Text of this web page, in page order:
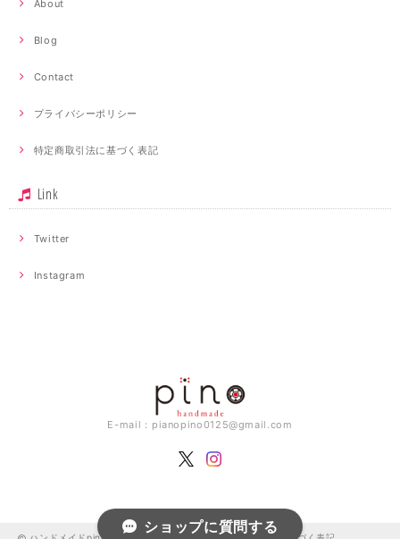
About
Blog
Contact
プライバシーポリシー
特定商取引法に基づく表記
Link
Twitter
Instagram
E-mail： pianopino0125@gmail.com
ショップに質問する